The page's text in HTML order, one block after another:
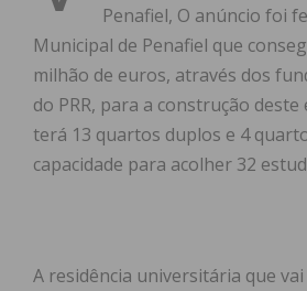
Penafiel, O anúncio foi
Municipal de Penafiel que
milhão de euros, através dos
do PRR, para a construção
terá 13 quartos duplos e 4
capacidade para acolher 32
A residência universitária que vai